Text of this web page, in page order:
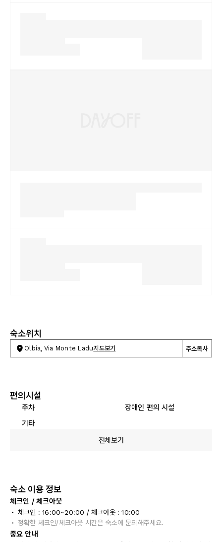
숙소위치
Olbia, Via Monte Ladu지도보기 주소복사
편의시설
주차
장애인 편의 시설
기타
전체보기
숙소 이용 정보
체크인 / 체크아웃
체크인 : 16:00~20:00 / 체크아웃 : 10:00
정확한 체크인/체크아웃 시간은 숙소에 문의해주세요.
중요 안내